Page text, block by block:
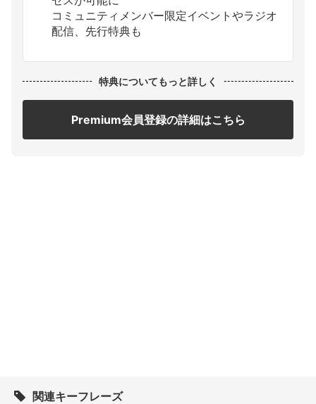
コミュニティメンバー限定イベントやラジオ
配信、先行特典も
特典についてもっと詳しく
Premium会員登録の詳細はこちら
関連キーフレーズ